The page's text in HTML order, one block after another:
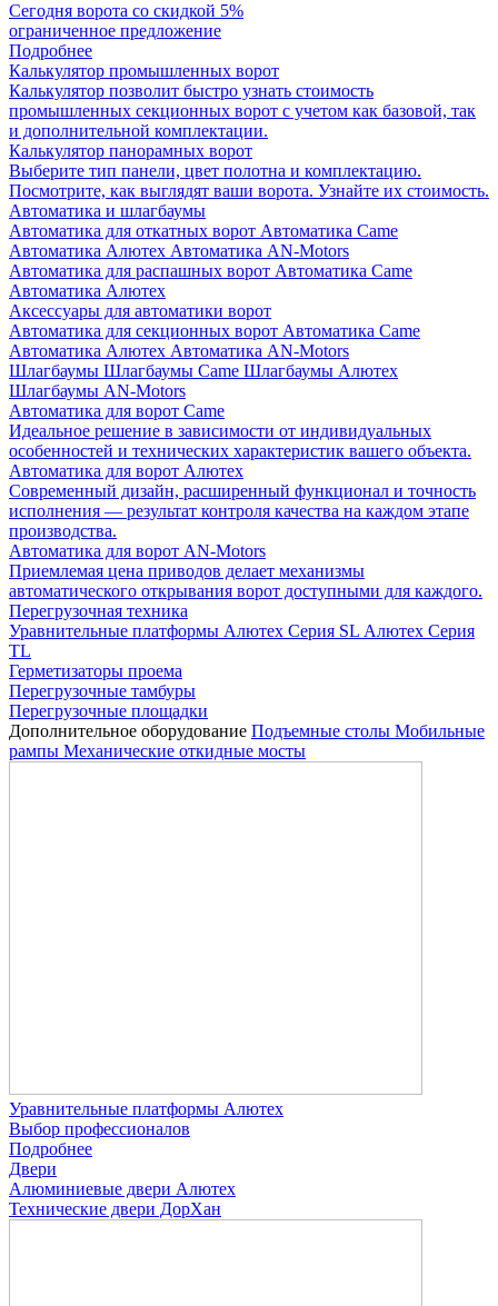
Сегодня ворота со скидкой 5%
ограниченное предложение
Подробнее
Калькулятор промышленных ворот
Калькулятор позволит быстро узнать стоимость
промышленных секционных ворот с учетом как базовой, так
и дополнительной комплектации.
Калькулятор панорамных ворот
Выберите тип панели, цвет полотна и комплектацию.
Посмотрите, как выглядят ваши ворота. Узнайте их стоимость.
Автоматика и шлагбаумы
Автоматика для откатных ворот Автоматика Came
Автоматика Алютех Автоматика AN-Motors
Автоматика для распашных ворот Автоматика Came
Автоматика Алютех
Аксессуары для автоматики ворот
Автоматика для секционных ворот Автоматика Came
Автоматика Алютех Автоматика AN-Motors
Шлагбаумы Шлагбаумы Came Шлагбаумы Алютех
Шлагбаумы AN-Motors
Автоматика для ворот Came
Идеальное решение в зависимости от индивидуальных
особенностей и технических характеристик вашего объекта.
Автоматика для ворот Алютех
Современный дизайн, расширенный функционал и точность
исполнения — результат контроля качества на каждом этапе
производства.
Автоматика для ворот AN-Motors
Приемлемая цена приводов делает механизмы
автоматического открывания ворот доступными для каждого.
Перегрузочная техника
Уравнительные платформы Алютех Серия SL Алютех Серия
TL
Герметизаторы проема
Перегрузочные тамбуры
Перегрузочные площадки
Дополнительное оборудование Подъемные столы Мобильные
рампы Механические откидные мосты
Уравнительные платформы Алютех
Выбор профессионалов
Подробнее
Двери
Алюминиевые двери Алютех
Технические двери ДорХан